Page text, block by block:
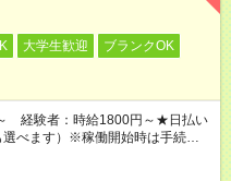
大学生歓迎
ブランクOK
経験者：時給1800円～★日払い
べます）※稼働開始時は手続き完